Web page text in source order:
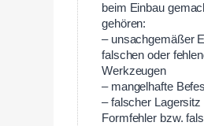
beim Einbau
gehören:
– unsachgemäßer
falschen oder
Werkzeugen
– mangelhafte
– falscher Lagersitz
Formfehler bzw.